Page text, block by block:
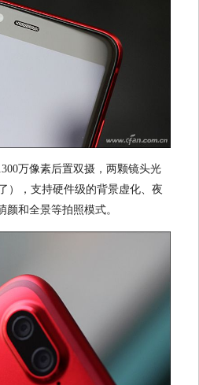
万像素后置双摄，两颗镜头光
），支持硬件级的背景虚化、夜
和全景等拍照模式。